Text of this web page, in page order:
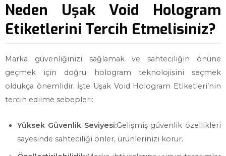
Neden Uşak Void Hologram
Etiketlerini Tercih Etmelisiniz?
Marka güvenliğinizi sağlamak ve sahteciliğin önüne
geçmek için doğru hologram teknolojisini seçmek
oldukça önemlidir. İşte Uşak Void Hologram Etiketleri’nin
tercih edilme sebepleri:
Yüksek Güvenlik Seviyesi:Gelişmiş güvenlik özellikleri
sayesinde sahteciliği önler, ürünlerinizi korur.